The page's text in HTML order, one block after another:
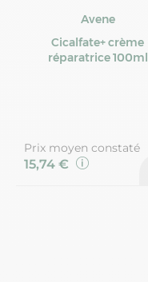
Avene
Cicalfate+ crème
réparatrice 100ml
Prix moyen constaté
15,74 €